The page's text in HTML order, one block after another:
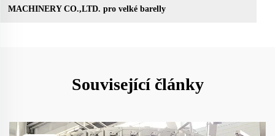
MACHINERY CO.,LTD. pro velké barelly
Související články